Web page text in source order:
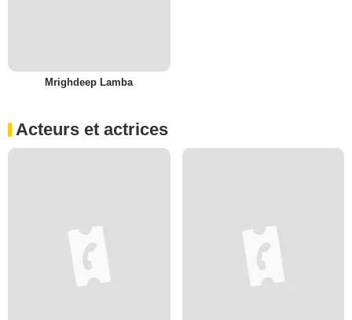
Mrighdeep Lamba
Acteurs et actrices